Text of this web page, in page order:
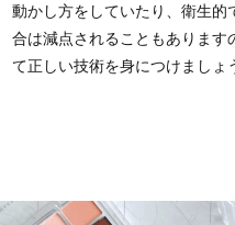
動かし方をしていたり、衛生
合は減点されることもあります
て正しい技術を身につけましょ